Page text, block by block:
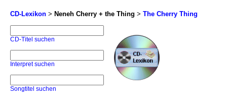
CD-Lexikon > Neneh Cherry + the Thing > The Cherry Thing
CD-Titel suchen
Interpret suchen
Songtitel suchen